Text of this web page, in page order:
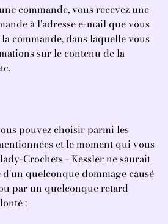
commande, vous recevez une
à l'adresse e-mail que vous
commande, dans laquelle vous
sur le contenu de la
pouvez choisir parmi les
et le moment qui vous
Crochets - Kessler ne saurait
quelconque dommage causé
par un quelconque retard
: